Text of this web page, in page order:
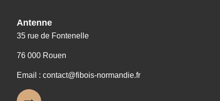
Antenne
35 rue de Fontenelle
76 000 Rouen
Email : contact@fibois-normandie.fr